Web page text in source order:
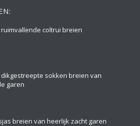
coltrui breien
sokken breien van
garen
breien van heerlijk zacht garen